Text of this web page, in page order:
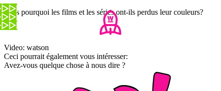
Mais pourquoi les films et les séries ont-ils perdus leur couleurs?
Video: watson
Ceci pourrait également vous intéresser:
Avez-vous quelque chose à nous dire ?